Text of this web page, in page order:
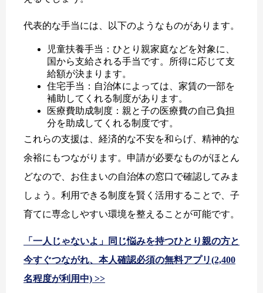
代表的な手当には、以下のようなものがあります。
児童扶養手当：ひとり親家庭などを対象に、
国から支給される手当です。所得に応じて支
給額が決まります。
住宅手当：自治体によっては、家賃の一部を
補助してくれる制度があります。
医療費助成制度：親と子の医療費の自己負担
分を助成してくれる制度です。
これらの支援は、経済的な不安を和らげ、精神的な
余裕にもつながります。申請が必要なものがほとん
どなので、お住まいの自治体の窓口で確認してみま
しょう。利用できる制度を賢く活用することで、子
育てに専念しやすい環境を整えることが可能です。
「一人じゃないよ」同じ悩みを持つひとり親の方と
今すぐつながれ、本人確認必須の無料アプリ(2,400
名程度が利用中) >>